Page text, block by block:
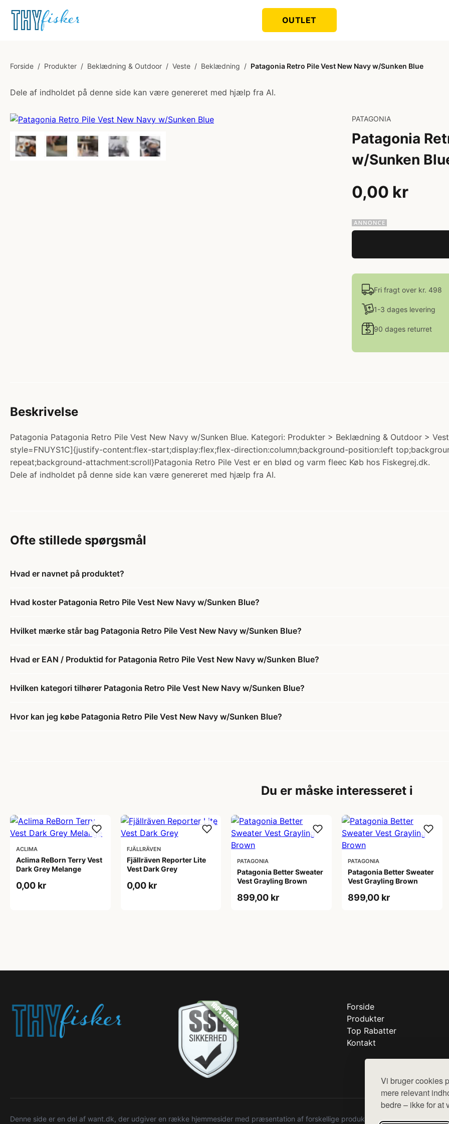
Vi bruger cookies
mere relevant
bedre – ikke for at
OUTLET
Forside / Produkter / Beklædning & Outdoor / Veste / Beklædning / Patagonia Retro Pile Vest New Navy w/Sunken Blue
Dele af indholdet på denne side kan være genereret med hjælp fra AI.
PATAGONIA
Patagonia
w/Sunken
0,00 kr
Fri fragt over kr. 498
1-3 dages levering
90 dages returret
Beskrivelse
Patagonia Patagonia Retro Pile Vest New Navy w/Sunken Blue. Kategori: Produkter > Beklædning & Outdoor >
style=FNUYS1C]{justify-content:flex-start;display:flex;flex-direction:column;background-position:left
repeat;background-attachment:scroll}Patagonia Retro Pile Vest er en blød og varm fleec Køb hos Fiskegrej.dk.
Dele af indholdet på denne side kan være genereret med hjælp fra AI.
Ofte stillede spørgsmål
Hvad er navnet på produktet?
Hvad koster Patagonia Retro Pile Vest New Navy w/Sunken Blue?
Hvilket mærke står bag Patagonia Retro Pile Vest New Navy w/Sunken Blue?
Hvad er EAN / Produktid for Patagonia Retro Pile Vest New Navy w/Sunken Blue?
Hvilken kategori tilhører Patagonia Retro Pile Vest New Navy w/Sunken Blue?
Hvor kan jeg købe Patagonia Retro Pile Vest New Navy w/Sunken Blue?
Du er måske interesseret i
ACLIMA
Aclima ReBorn Terry Vest
Dark Grey Melange
0,00 kr
FJÄLLRÄVEN
Fjällräven Reporter Lite
Vest Dark Grey
0,00 kr
PATAGONIA
Patagonia Better Sweater
Vest Grayling Brown
899,00 kr
PATAGONIA
Patagonia Better Sweater
Vest Grayling Brown
899,00 kr
Forside
Produkter
Top Rabatter
Kontakt
Denne side er en del af want.dk, der udgiver en række hjemmesider med præsentation af forskellige produkter fra diverse